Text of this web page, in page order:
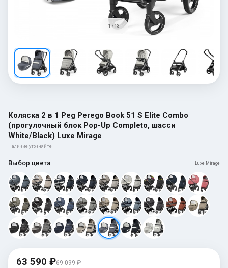
1 / 13
Коляска 2 в 1 Peg Perego Book 51 S Elite Combo
(прогулочный блок Pop-Up Completo, шасси
White/Black) Luxe Mirage
Наличие уточняйте
Выбор цвета Luxe Mirage
63 590 ₽69 099 ₽